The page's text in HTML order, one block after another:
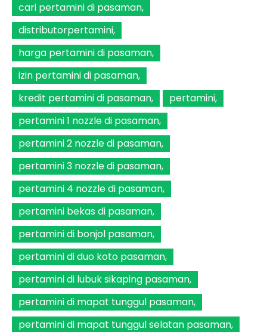
cari pertamini di pasaman
distributorpertamini
harga pertamini di pasaman
izin pertamini di pasaman
kredit pertamini di pasaman
pertamini
pertamini 1 nozzle di pasaman
pertamini 2 nozzle di pasaman
pertamini 3 nozzle di pasaman
pertamini 4 nozzle di pasaman
pertamini bekas di pasaman
pertamini di bonjol pasaman
pertamini di duo koto pasaman
pertamini di lubuk sikaping pasaman
pertamini di mapat tunggul pasaman
pertamini di mapat tunggul selatan pasaman